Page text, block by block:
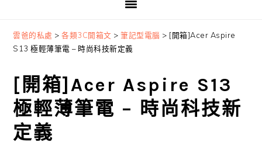
雲爸的私處 >各類3C開箱文 >筆記型電腦 > [開箱]Acer Aspire
S13 極輕薄筆電 – 時尚科技新定義
[開箱]Acer Aspire S13
極輕薄筆電 – 時尚科技新
定義